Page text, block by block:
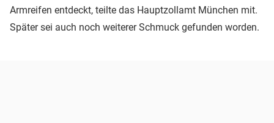
Armreifen entdeckt, teilte das Hauptzollamt München mit.
Später sei auch noch weiterer Schmuck gefunden worden.